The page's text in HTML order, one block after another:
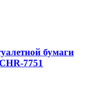
бумаги
7751